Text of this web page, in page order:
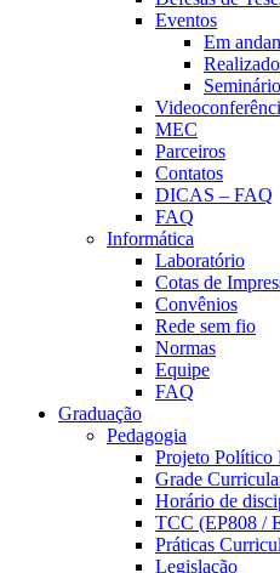
Eventos
Em
MEC
Parceiros
Contatos
DICAS – FAQ
FAQ
Informática
Laboratório
Cotas de
Convênios
Rede sem fio
Normas
Equipe
FAQ
Graduação
Pedagogia
Projeto Político
Grade
Horário de
TCC (EP808 /
Práticas
Legislação